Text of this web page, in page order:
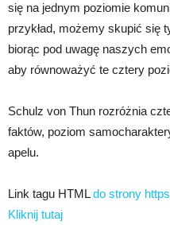
się na jednym poziomie
przykład, możemy skupić się
biorąc pod uwagę naszych
aby równoważyć te cztery
Schulz von Thun rozróżnia
faktów, poziom
apelu.
Link tagu HTMLdo strony
Kliknij tutaj